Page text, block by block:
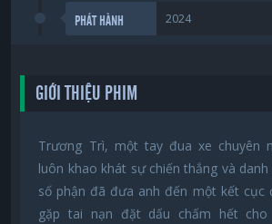
PHÁT HÀNH 2024
GIỚI THIỆU PHIM
Trương Trì, một tay đua xe chuyên
luôn khao khát sự chiến thắng và danh
số phận đã đưa anh đến một kết cục
gặp tai nạn đặt dấu chấm hết cho